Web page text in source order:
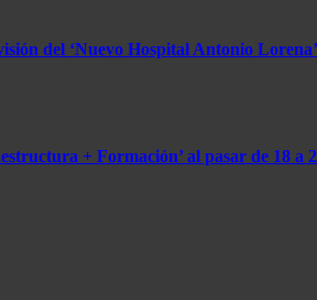
del ‘Nuevo Hospital Antonio
+ Formación’ al pasar de 18 a